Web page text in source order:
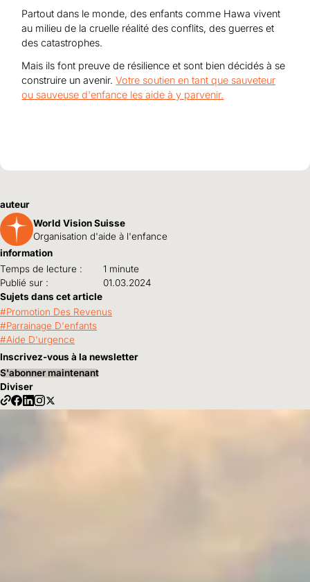
Partout dans le monde, des enfants comme Hawa vivent
au milieu de la cruelle réalité des conflits, des guerres et
des catastrophes.
Mais ils font preuve de résilience et sont bien décidés à se
construire un avenir.Votre soutien en tant que sauveteur
ou sauveuse d'enfance les aide à y parvenir.
auteur
World Vision Suisse
Organisation d'aide à l'enfance
information
Temps de lecture :
1 minute
Publié sur :
01.03.2024
Sujets dans cet article
Promotion Des Revenus
Parrainage D'enfants
Aide D'urgence
Inscrivez-vous à la newsletter
S'abonner maintenant
Diviser